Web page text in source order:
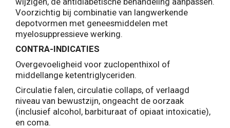
Voorzichtig bij combinatie van langwerkende
depotvormen met geneesmiddelen met
myelosuppressieve werking.
CONTRA-INDICATIES
Overgevoeligheid voor zuclopenthixol of
middellange ketentriglyceriden.
Circulatie falen, circulatie collaps, of verlaagd
niveau van bewustzijn, ongeacht de oorzaak
(inclusief alcohol, barbituraat of opiaat intoxicatie),
en coma.